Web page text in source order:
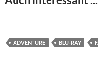
ADVENTURE BLU-RAY